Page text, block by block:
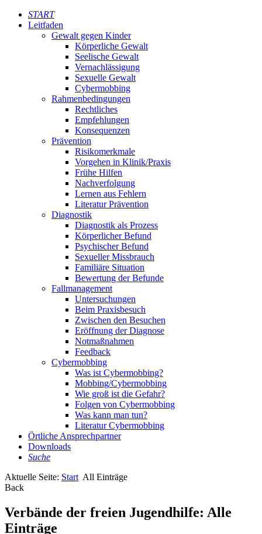
START
Leitfaden
Gewalt gegen Kinder
Körperliche Gewalt
Seelische Gewalt
Vernachlässigung
Sexuelle Gewalt
Cybermobbing
Rahmenbedingungen
Rechtliches
Empfehlungen
Konsequenzen
Prävention
Risikomerkmale
Vorgehen in Klinik/Praxis
Frühe Hilfen
Nachverfolgung
Lernen aus Fehlern
Literatur Prävention
Diagnostik
Diagnostik als Prozess
Körperlicher Befund
Psychischer Befund
Sexueller Missbrauch
Familiäre Situation
Bewertung der Befunde
Fallmanagement
Untersuchungen
Beim Praxisbesuch
Zwischen den Besuchen
Eröffnung der Diagnose
Notmaßnahmen
Feedback
Cybermobbing
Was ist Cybermobbing?
Mobbing/Cybermobbing
Wie groß ist die Gefahr?
Folgen von Cybermobbing
Was kann man tun?
Literatur Cybermobbing
Örtliche Ansprechpartner
Downloads
Suche
Aktuelle Seite: Start All Einträge
Back
Verbände der freien Jugendhilfe: Alle
Einträge